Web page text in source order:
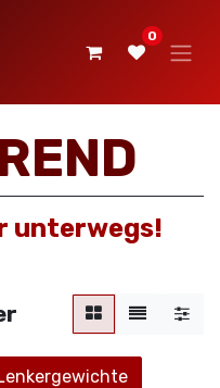
0
unterwegs!